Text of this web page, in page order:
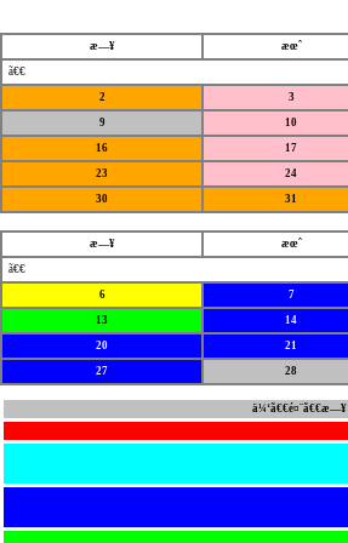
æ—¥ æœˆ
ã€€
2 3
9 10
16 17
23 24
30 31
æ—¥ æœˆ
ã€€
6 7
13 14
20 21
27 28
ä¼‘ã€€é¤¨ã€€æ—¥